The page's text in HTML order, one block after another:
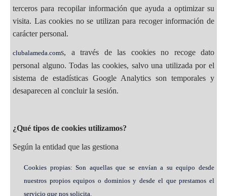
terceros para recopilar información que ayuda a optimizar su
visita. Las cookies no se utilizan para recoger información de
carácter personal.
clubalameda.coms, a través de las cookies no recoge dato
personal alguno. Todas las cookies, salvo una utilizada por el
sistema de estadísticas Google Analytics son temporales y
desaparecen al concluir la sesión.
¿Qué tipos de cookies utilizamos?
Según la entidad que las gestiona
Cookies propias: Son aquellas que se envían a su equipo desde
nuestros propios equipos o dominios y desde el que prestamos el
servicio que nos solicita.